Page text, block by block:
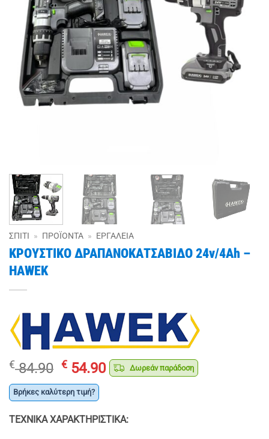
ΣΠΊΤΙ » ΠΡΟΪΌΝΤΑ » ΕΡΓΑΛΕΊΑ
ΚΡΟΥΣΤΙΚΟ ΔΡΑΠΑΝΟΚΑΤΣΑΒΙΔΟ 24v/4Ah –
HAWEK
€84.90 Original
price
was:
€ 54.90Η
τρέχουσα
€ 54.90.
Δωρεάν παράδοση
Βρήκες καλύτερη τιμή?
ΤΕΧΝΙΚΑ ΧΑΡΑΚΤΗΡΙΣΤΙΚΑ: